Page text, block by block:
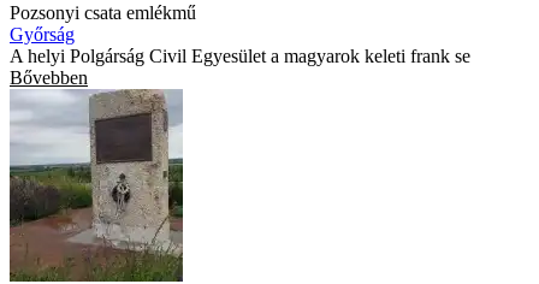
Pozsonyi csata emlékmű
Győrság
A helyi Polgárság Civil Egyesület a magyarok keleti frank se
Bővebben